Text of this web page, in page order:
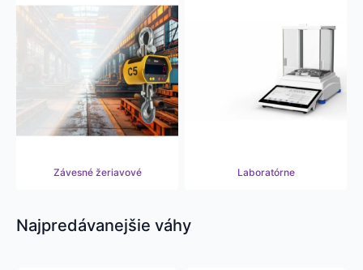
Závesné žeriavové Laboratórne
Najpredávanejšie váhy